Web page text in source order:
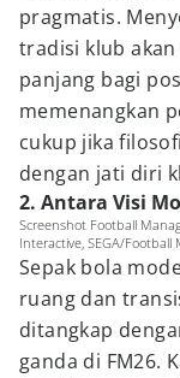
pragmatis.
tradisi klub
panjang bagi
memenangkan
cukup jika
dengan jati diri
2. Antara Visi
Screenshot Football
Interactive, SEGA/Football
Sepak bola
ruang dan
ditangkap
ganda di FM26.